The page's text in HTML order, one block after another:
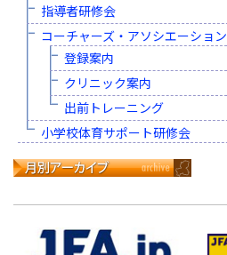
指導者研修会
コーチャーズ・アソシエーション
登録案内
クリニック案内
出前トレーニング
小学校体育サポート研修会